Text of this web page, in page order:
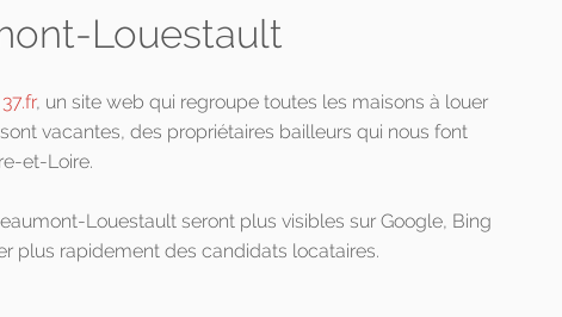
Louestault
, un site web qui regroupe toutes les maisons à louer
vacantes, des propriétaires bailleurs qui nous font
et-Loire.
Louestault seront plus visibles sur Google, Bing
plus rapidement des candidats locataires.